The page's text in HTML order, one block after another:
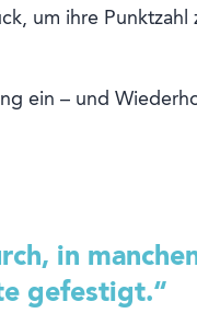
um ihre Punktzahl
ein – und
in
gefestigt.“